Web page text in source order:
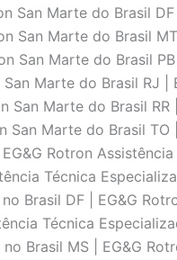
San Marte do Brasil DF
San Marte do Brasil
San Marte do Brasil
Marte do Brasil RJ |
San Marte do Brasil RR
San Marte do Brasil TO
Rotron Assistência
Técnica
Brasil DF | EG&G
Técnica
Brasil MS | EG&G